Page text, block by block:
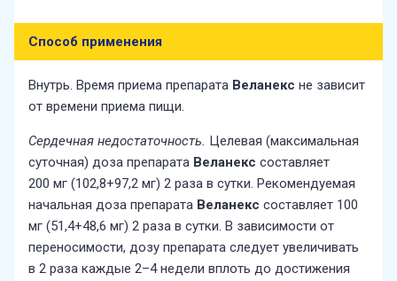
Способ применения
Внутрь. Время приема препарата Веланекс не зависит
от времени приема пищи.
Сердечная недостаточность. Целевая (максимальная
суточная) доза препарата Веланекс составляет
200 мг (102,8+97,2 мг) 2 раза в сутки. Рекомендуемая
начальная доза препарата Веланекс составляет 100
мг (51,4+48,6 мг) 2 раза в сутки. В зависимости от
переносимости, дозу препарата следует увеличивать
в 2 раза каждые 2–4 недели вплоть до достижения